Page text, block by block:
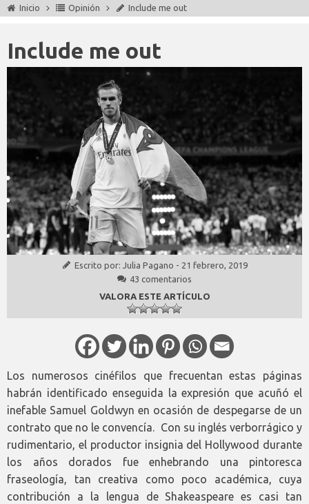
Inicio Opinión Include me out
Include me out
Escrito por: Julia Pagano - 21 febrero, 2019
43 comentarios
VALORA ESTE ARTÍCULO
Los numerosos cinéfilos que frecuentan estas páginas
habrán identificado enseguida la expresión que acuñó el
inefable Samuel Goldwyn en ocasión de despegarse de un
contrato que no le convencía. Con su inglés verborrágico y
rudimentario, el productor insignia del Hollywood durante
los años dorados fue enhebrando una pintoresca
fraseología, tan creativa como poco académica, cuya
contribución a la lengua de Shakeaspeare es casi tan